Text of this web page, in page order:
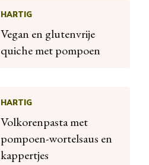
HARTIG
Vegan en glutenvrije
quiche met pompoen
HARTIG
Volkorenpasta met
pompoen-wortelsaus en
kappertjes